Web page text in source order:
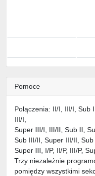
Pomoce
Połączenia: II/I, III/I,
III/I,
Super III/I, III/II, Sub II,
Sub III/II, Super III/II, Sub
Super III, I/P, II/P, III/P,
Trzy niezależnie
pomiędzy wszystkimi